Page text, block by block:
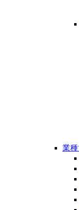
業